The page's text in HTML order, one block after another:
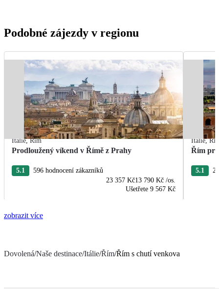
Podobné zájezdy v regionu
Itálie,Řím
Prodloužený víkend v Římě z Prahy
5.1
596 hodnocení zákazníků
23 357 Kč13 790 Kč /os.
Ušetřete 9 567 Kč
Itálie,
Řím
5.1
zobrazit více
Dovolená/Naše destinace/Itálie/Řím/Řím s chutí venkova